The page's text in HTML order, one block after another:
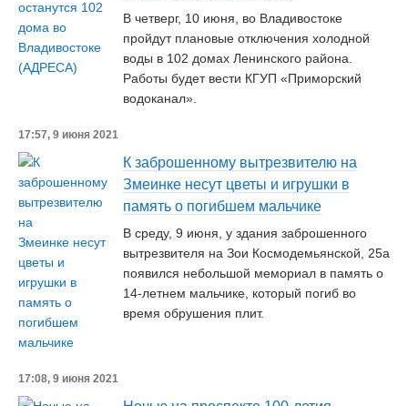
В четверг, 10 июня, во Владивостоке
пройдут плановые отключения холодной
воды в 102 домах Ленинского района.
Работы будет вести КГУП «Приморский
водоканал».
17:57, 9 июня 2021
К заброшенному вытрезвителю на
Змеинке несут цветы и игрушки в
память о погибшем мальчике
В среду, 9 июня, у здания заброшенного
вытрезвителя на Зои Космодемьянской, 25а
появился небольшой мемориал в память о
14-летнем мальчике, который погиб во
время обрушения плит.
17:08, 9 июня 2021